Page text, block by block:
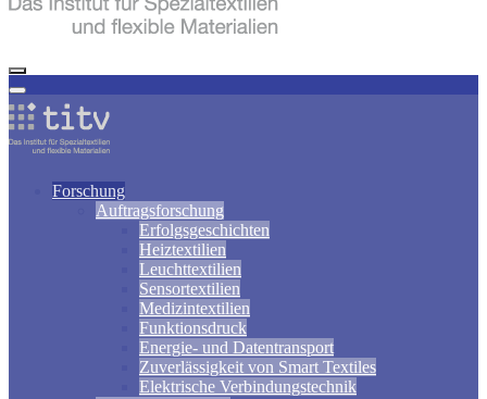
Forschung
Auftragsforschung
Erfolgsgeschichten
Heiztextilien
Leuchttextilien
Sensortextilien
Medizintextilien
Funktionsdruck
Energie- und Datentransport
Zuverlässigkeit von Smart Textiles
Elektrische Verbindungstechnik